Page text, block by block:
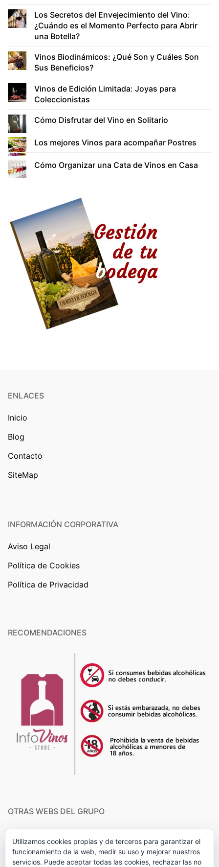
Los Secretos del Envejecimiento del Vino:
¿Cuándo es el Momento Perfecto para Abrir
una Botella?
Vinos Biodinámicos: ¿Qué Son y Cuáles Son
Sus Beneficios?
Vinos de Edición Limitada: Joyas para
Coleccionistas
Cómo Disfrutar del Vino en Solitario
Los mejores Vinos para acompañar Postres
Cómo Organizar una Cata de Vinos en Casa
ENLACES
Inicio
Blog
Contacto
SiteMap
INFORMACIÓN CORPORATIVA
Aviso Legal
Política de Cookies
Política de Privacidad
RECOMENDACIONES
OTRAS WEBS DEL GRUPO
Experiencias de Enoturismo
Utilizamos cookies propias y de terceros para garantizar el
funcionamiento de la web, medir su uso y mejorar nuestros
servicios. Puede aceptar todas las cookies, rechazar las no